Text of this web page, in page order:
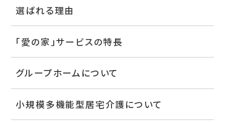
選ばれる理由
「愛の家」サービスの特長
グループホームについて
小規模多機能型居宅介護について